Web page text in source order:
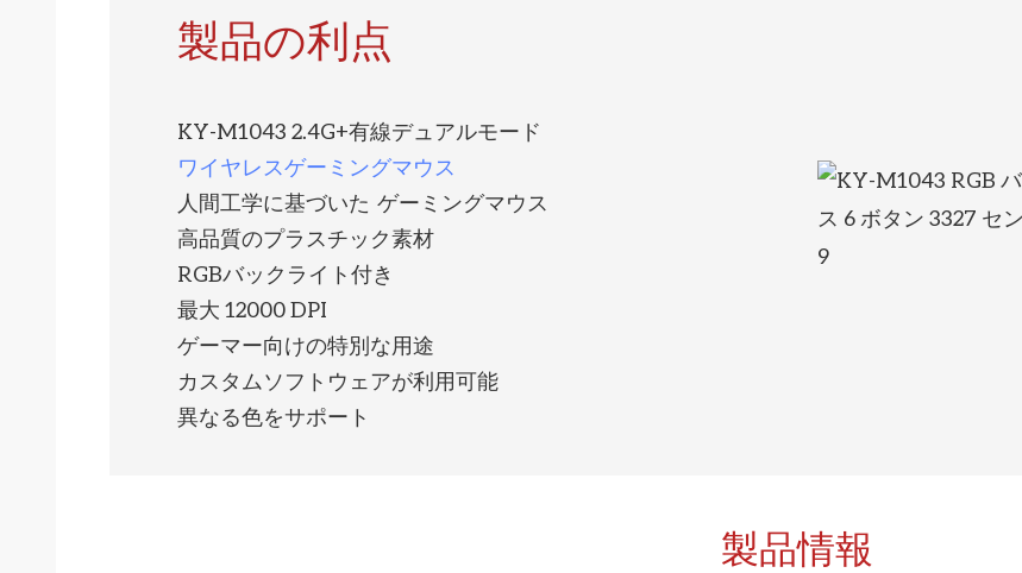
製品の利点
KY-M1043 2.4G+有線デュアルモード
ワイヤレスゲーミングマウス
人間工学に基づいた ゲーミングマウス
高品質のプラスチック素材
RGBバックライト付き
最大 12000 DPI
ゲーマー向けの特別な用途
カスタムソフトウェアが利用可能
異なる色をサポート
製品情報